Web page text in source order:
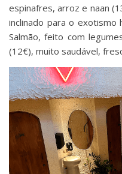
espinafres, arroz e naan
inclinado para o exotismo
Salmão, feito com
(12€), muito saudável,